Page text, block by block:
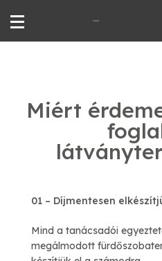
Miért
01 – Díjmentesen
Mind a tanácsadói
megálmodott